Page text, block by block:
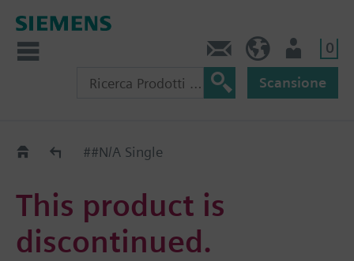
0
Scansione
Old2New##N/A Single
This product is
discontinued.